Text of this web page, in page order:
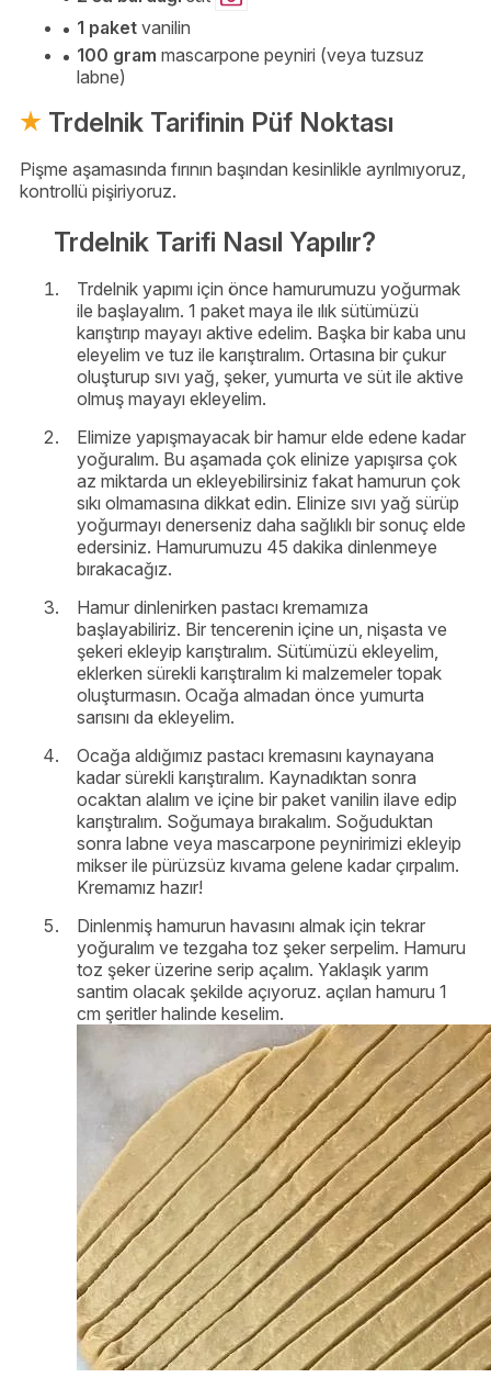
1 paket vanilin
100 gram mascarpone peyniri (veya tuzsuz
labne)
Trdelnik Tarifinin Püf Noktası
Pişme aşamasında fırının başından kesinlikle ayrılmıyoruz,
kontrollü pişiriyoruz.
Trdelnik Tarifi Nasıl Yapılır?
Trdelnik yapımı için önce hamurumuzu yoğurmak
ile başlayalım. 1 paket maya ile ılık sütümüzü
karıştırıp mayayı aktive edelim. Başka bir kaba unu
eleyelim ve tuz ile karıştıralım. Ortasına bir çukur
oluşturup sıvı yağ, şeker, yumurta ve süt ile aktive
olmuş mayayı ekleyelim.
Elimize yapışmayacak bir hamur elde edene kadar
yoğuralım. Bu aşamada çok elinize yapışırsa çok
az miktarda un ekleyebilirsiniz fakat hamurun çok
sıkı olmamasına dikkat edin. Elinize sıvı yağ sürüp
yoğurmayı denerseniz daha sağlıklı bir sonuç elde
edersiniz. Hamurumuzu 45 dakika dinlenmeye
bırakacağız.
Hamur dinlenirken pastacı kremamıza
başlayabiliriz. Bir tencerenin içine un, nişasta ve
şekeri ekleyip karıştıralım. Sütümüzü ekleyelim,
eklerken sürekli karıştıralım ki malzemeler topak
oluşturmasın. Ocağa almadan önce yumurta
sarısını da ekleyelim.
Ocağa aldığımız pastacı kremasını kaynayana
kadar sürekli karıştıralım. Kaynadıktan sonra
ocaktan alalım ve içine bir paket vanilin ilave edip
karıştıralım. Soğumaya bırakalım. Soğuduktan
sonra labne veya mascarpone peynirimizi ekleyip
mikser ile pürüzsüz kıvama gelene kadar çırpalım.
Kremamız hazır!
Dinlenmiş hamurun havasını almak için tekrar
yoğuralım ve tezgaha toz şeker serpelim. Hamuru
toz şeker üzerine serip açalım. Yaklaşık yarım
santim olacak şekilde açıyoruz. açılan hamuru 1
cm şeritler halinde keselim.